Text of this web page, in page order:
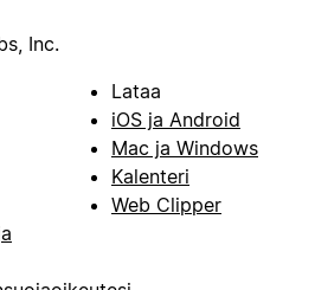
Inc.
Lataa
iOS ja Android
Mac ja Windows
Kalenteri
Web Clipper